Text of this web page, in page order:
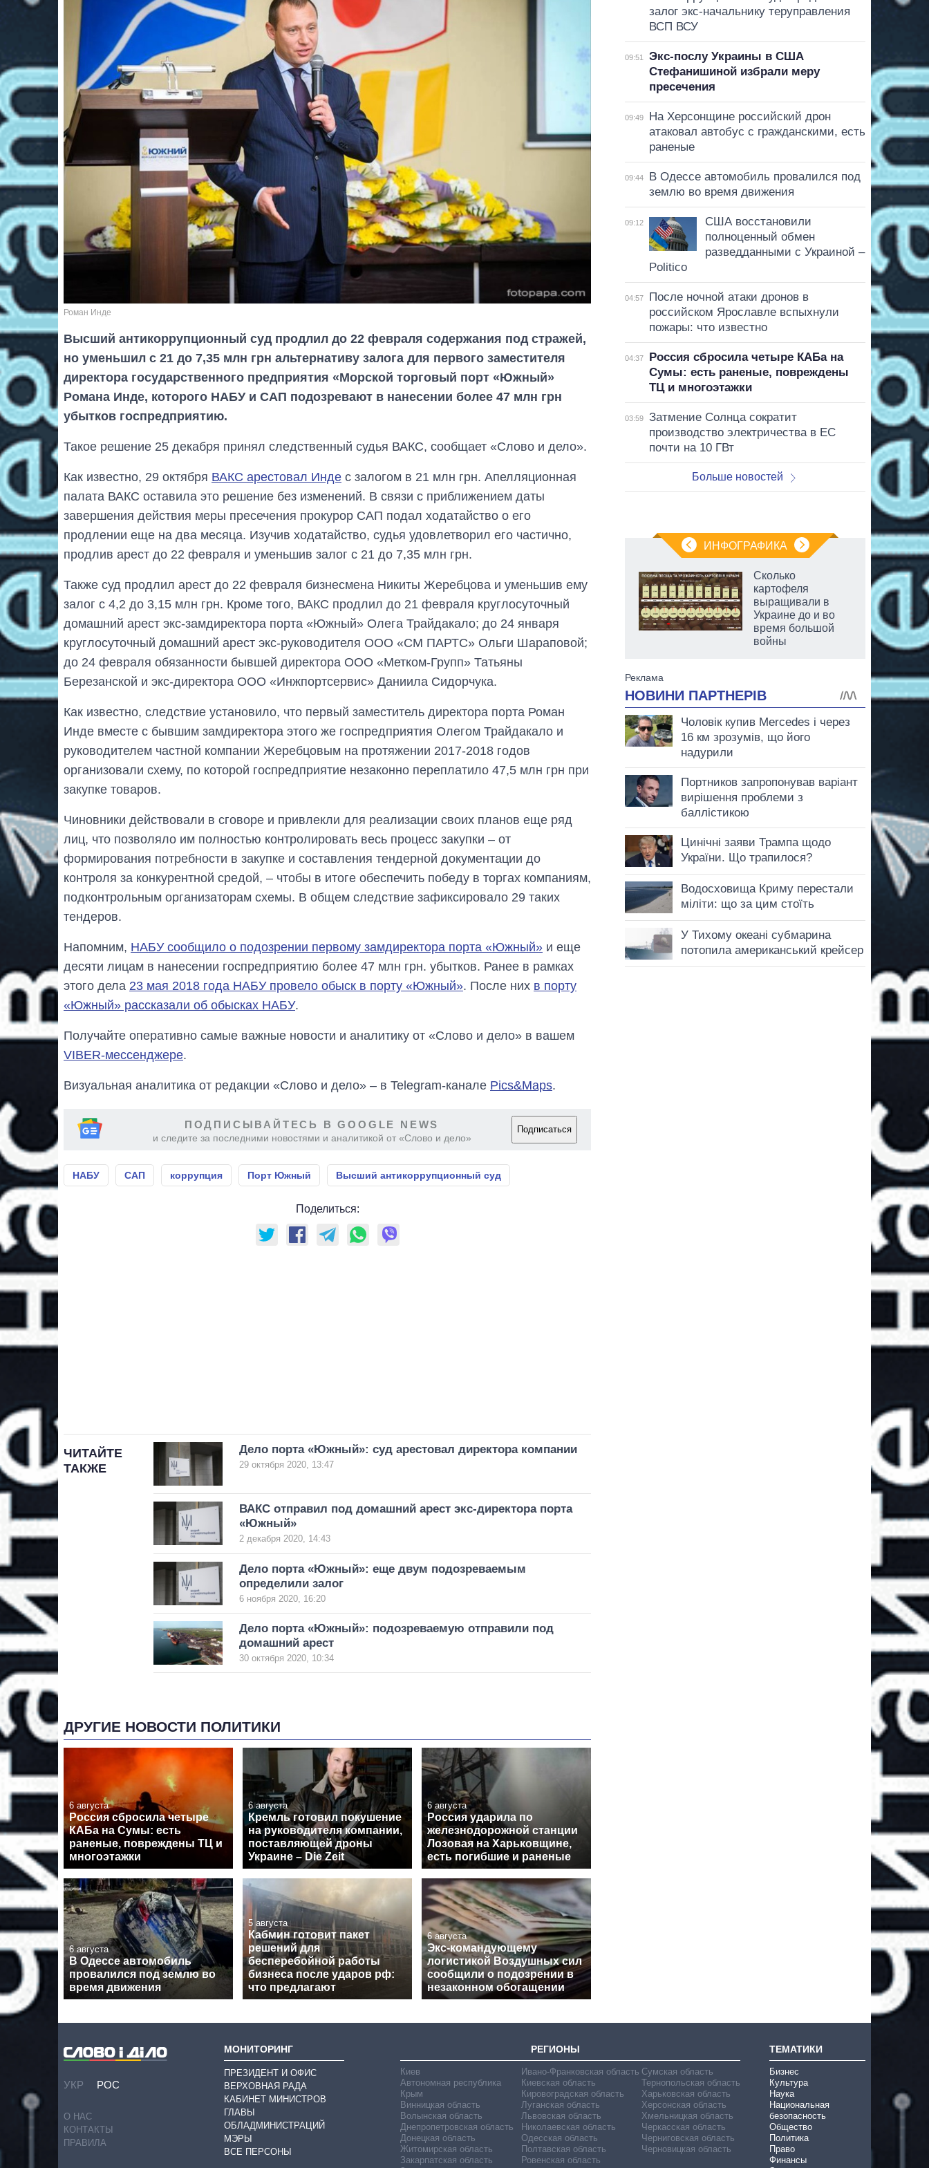
Роман Инде
Высший антикоррупционный суд продлил до 22 февраля содержания под стражей,
но уменьшил с 21 до 7,35 млн грн альтернативу залога для первого заместителя
директора государственного предприятия «Морской торговый порт «Южный»
Романа Инде, которого НАБУ и САП подозревают в нанесении более 47 млн грн
убытков госпредприятию.
Такое решение 25 декабря принял следственный судья ВАКС, сообщает «Слово и дело».
Как известно, 29 октября ВАКС арестовал Инде с залогом в 21 млн грн. Апелляционная
палата ВАКС оставила это решение без изменений. В связи с приближением даты
завершения действия меры пресечения прокурор САП подал ходатайство о его
продлении еще на два месяца. Изучив ходатайство, судья удовлетворил его частично,
продлив арест до 22 февраля и уменьшив залог с 21 до 7,35 млн грн.
Также суд продлил арест до 22 февраля бизнесмена Никиты Жеребцова и уменьшив ему
залог с 4,2 до 3,15 млн грн. Кроме того, ВАКС продлил до 21 февраля круглосуточный
домашний арест экс-замдиректора порта «Южный» Олега Трайдакало; до 24 января
круглосуточный домашний арест экс-руководителя ООО «СМ ПАРТС» Ольги Шараповой;
до 24 февраля обязанности бывшей директора ООО «Метком-Групп» Татьяны
Березанской и экс-директора ООО «Инжпортсервис» Даниила Сидорчука.
Как известно, следствие установило, что первый заместитель директора порта Роман
Инде вместе с бывшим замдиректора этого же госпредприятия Олегом Трайдакало и
руководителем частной компании Жеребцовым на протяжении 2017-2018 годов
организовали схему, по которой госпредприятие незаконно переплатило 47,5 млн грн при
закупке товаров.
Чиновники действовали в сговоре и привлекли для реализации своих планов еще ряд
лиц, что позволяло им полностью контролировать весь процесс закупки – от
формирования потребности в закупке и составления тендерной документации до
контроля за конкурентной средой, – чтобы в итоге обеспечить победу в торгах компаниям,
подконтрольным организаторам схемы. В общем следствие зафиксировало 29 таких
тендеров.
Напомним, НАБУ сообщило о подозрении первому замдиректора порта «Южный» и еще
десяти лицам в нанесении госпредприятию более 47 млн грн. убытков. Ранее в рамках
этого дела 23 мая 2018 года НАБУ провело обыск в порту «Южный». После них в порту
«Южный» рассказали об обысках НАБУ.
Получайте оперативно самые важные новости и аналитику от «Слово и дело» в вашем
VIBER-мессенджере.
Визуальная аналитика от редакции «Слово и дело» – в Telegram-канале Pics&Maps.
ПОДПИСЫВАЙТЕСЬ В GOOGLE NEWS
и следите за последними новостями и аналитикой от «Слово и дело»
Подписаться
НАБУ САП коррупция Порт Южный Высший антикоррупционный суд
Поделиться:
ЧИТАЙТЕ
ТАКЖЕ
Дело порта «Южный»: суд арестовал директора компании
29 октября 2020, 13:47
ВАКС отправил под домашний арест экс-директора порта
«Южный»
2 декабря 2020, 14:43
Дело порта «Южный»: еще двум подозреваемым
определили залог
6 ноября 2020, 16:20
Дело порта «Южный»: подозреваемую отправили под
домашний арест
30 октября 2020, 10:34
ДРУГИЕ НОВОСТИ ПОЛИТИКИ
6 августа
Россия сбросила четыре
КАБа на Сумы: есть
раненые, повреждены ТЦ и
многоэтажки
6 августа
Кремль готовил покушение
на руководителя компании,
поставляющей дроны
Украине – Die Zeit
6 августа
Россия ударила по
железнодорожной станции
Лозовая на Харьковщине,
есть погибшие и раненые
6 августа
В Одессе автомобиль
провалился под землю во
время движения
5 августа
Кабмин готовит пакет
решений для
бесперебойной работы
бизнеса после ударов рф:
что предлагают
6 августа
Экс-командующему
логистикой Воздушных сил
сообщили о подозрении в
незаконном обогащении
залог экс-начальнику теруправления
ВСП ВСУ
09:51
Экс-послу Украины в США
Стефанишиной избрали меру
пресечения
09:49
На Херсонщине российский дрон
атаковал автобус с гражданскими, есть
раненые
09:44
В Одессе автомобиль провалился под
землю во время движения
09:12
США восстановили
полноценный обмен
разведданными с Украиной –
Politico
04:57
После ночной атаки дронов в
российском Ярославле вспыхнули
пожары: что известно
04:37
Россия сбросила четыре КАБа на
Сумы: есть раненые, повреждены
ТЦ и многоэтажки
03:59
Затмение Солнца сократит
производство электричества в ЕС
почти на 10 ГВт
Больше новостей
ИНФОГРАФИКА
количество
медучреждений в
Украине за годы
вторжения
Сколько
картофеля
выращивали в
Украине до и во
время большой
войны
УКР РОС
О НАС
КОНТАКТЫ
ПРАВИЛА
МОНИТОРИНГ
ПРЕЗИДЕНТ И ОФИС
ВЕРХОВНАЯ РАДА
КАБИНЕТ МИНИСТРОВ
ГЛАВЫ
ОБЛАДМИНИСТРАЦИЙ
МЭРЫ
ВСЕ ПЕРСОНЫ
РЕГИОНЫ
Киев
Автономная республика
Крым
Винницкая область
Волынская область
Днепропетровская область
Донецкая область
Житомирская область
Закарпатская область
Ивано-Франковская область
Киевская область
Кировоградская область
Луганская область
Львовская область
Николаевская область
Одесская область
Полтавская область
Ровенская область
Сумская область
Тернопольская область
Харьковская область
Херсонская область
Хмельницкая область
Черкасская область
Черниговская область
Черновицкая область
ТЕМАТИКИ
Бизнес
Культура
Наука
Национальная
безопасность
Общество
Политика
Право
Финансы